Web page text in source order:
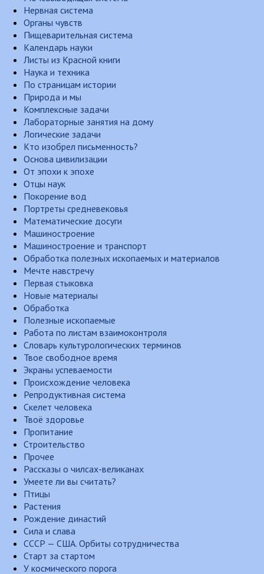
Нервная система
Органы чувств
Пищеварительная система
Календарь науки
Листы из Красной книги
Наука и техника
По страницам истории
Природа и мы
Комплексные задачи
Лабораторные занятия на дому
Логические задачи
Кто изобрел письменность?
Основа цивилизации
От эпохи к эпохе
Отцы наук
Покорение вод
Портреты средневековья
Математические досуги
Машиностроение
Машиностроение и транспорт
Обработка полезных ископаемых и материалов
Мечте навстречу
Первая стыковка
Новые материалы
Обработка
Полезные ископаемые
Работа по листам взаимоконтроля
Словарь культурологических терминов
Твое свободное время
Экраны успеваемости
Происхождение человека
Репродуктивная система
Скелет человека
Твоё здоровье
Пропитание
Строительство
Прочее
Рассказы о чилсах-великанах
Умеете ли вы считать?
Птицы
Растения
Рождение династий
Сила и слава
СССР — США. Орбиты сотрудничества
Старт за стартом
У космического порога